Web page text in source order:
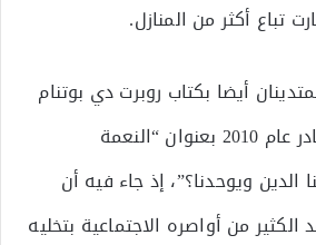
تباع أكثر من المنازل.
أيضا بكتاب روبرت دي بوتنام
وديفيد إي كامبل الصادر عام 2010 بعنوان “النعمة
الدين ويوحدنا؟”، إذ جاء فيه أن
من أواصره الاجتماعية بتخليه